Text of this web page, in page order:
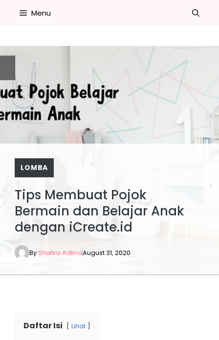
Menu
LOMBA
Tips Membuat Pojok
Bermain dan Belajar Anak
dengan iCreate.id
ByShafira AdlinaAugust 31, 2020
Daftar Isi Lihat